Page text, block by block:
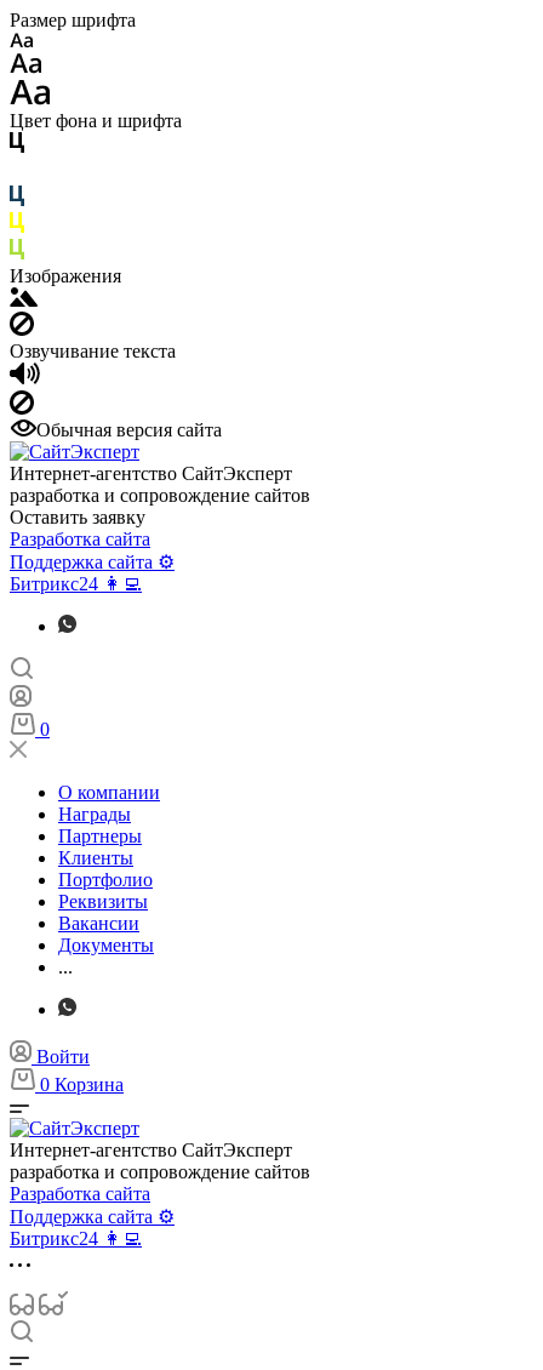
Размер шрифта
Цвет фона и шрифта
Изображения
Озвучивание текста
Обычная версия сайта
Интернет-агентство СайтЭксперт
разработка и сопровождение сайтов
Оставить заявку
Разработка сайта
Поддержка сайта ⚙️
Битрикс24 👩‍💻
0
О компании
Награды
Партнеры
Клиенты
Портфолио
Реквизиты
Вакансии
Документы
...
Войти
0 Корзина
Интернет-агентство СайтЭксперт
разработка и сопровождение сайтов
Разработка сайта
Поддержка сайта ⚙️
Битрикс24 👩‍💻